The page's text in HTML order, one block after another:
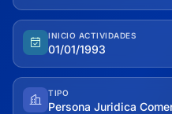
INICIO ACTIVIDADES
01/01/1993
TIPO
Persona Juridica